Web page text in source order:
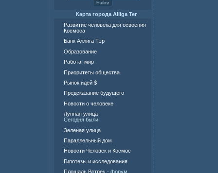
Карта города Alliga Ter
Развитие человека для освоения
Космоса
Банк Аллига Тэр
Образование
Работа, мир
Приоритеты общества
Рынок идей $
Предсказание будущего
Новости о человеке
Лунная улица
Сегодня были:
Зеленая улица
Параллельный дом
Новости Человек и Космос
Гипотезы и исследования
Площадь Встреч - форум